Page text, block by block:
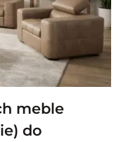
meble
do